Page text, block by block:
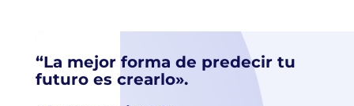
“La mejor forma de predecir tu
futuro es crearlo».